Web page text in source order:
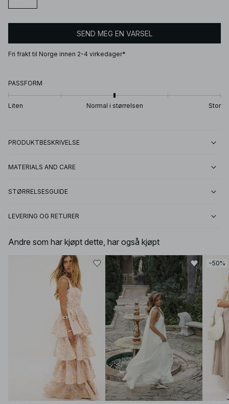
SEND MEG EN VARSEL
Fri frakt til Norge innen 2-4 virkedager*
PASSFORM
Liten Normal i størrelsen Stor
PRODUKTBESKRIVELSE
MATERIALS AND CARE
STØRRELSESGUIDE
LEVERING OG RETURER
Andre som har kjøpt dette, har også kjøpt
−50%